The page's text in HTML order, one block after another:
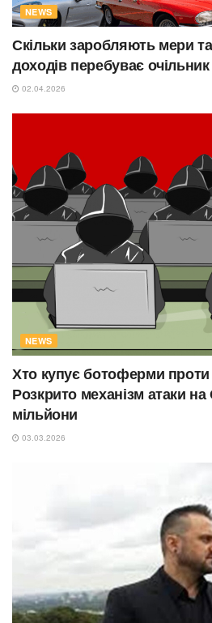
NEWS
Скільки заробляють мери
доходів перебуває
02.04.2026
NEWS
Хто купує ботоферми
Розкрито механізм атаки
мільйони
03.03.2026